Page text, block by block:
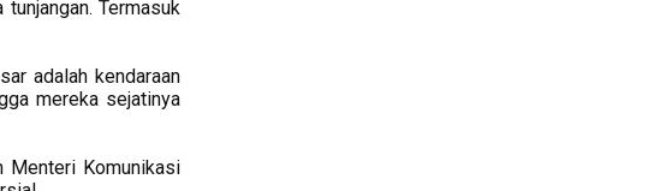
Termasuk
adalah kendaraan
mereka sejatinya
Menteri Komunikasi